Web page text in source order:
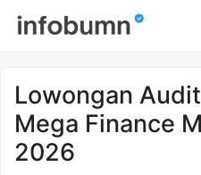
Skip
Lowongan
Mega Finance
2026